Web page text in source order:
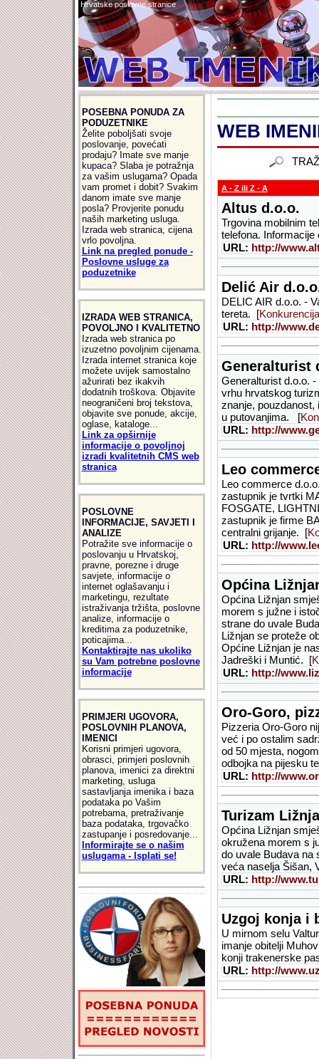
Hrvatske poslovne stranice
POSEBNA PONUDA ZA
PODUZETNIKE
Želite poboljšati svoje
poslovanje, povećati
prodaju? Imate sve manje
kupaca? Slaba je potražnja
za vašim uslugama? Opada
vam promet i dobit? Svakim
danom imate sve manje
posla? Provjerite ponudu
naših marketing usluga.
Izrada web stranica, cijena
vrlo povoljna.
Link na pregled ponude -
Poslovne usluge za
poduzetnike
IZRADA WEB STRANICA,
POVOLJNO I KVALITETNO
Izrada web stranica po
izuzetno povoljnim cijenama.
Izrada internet stranica koje
možete uvijek samostalno
ažurirati bez ikakvih
dodatnih troškova. Objavite
neograničeni broj tekstova,
objavite sve ponude, akcije,
oglase, kataloge...
Link za opširnije
informacije o povoljnoj
izradi kvalitetnih CMS web
stranica
POSLOVNE
INFORMACIJE, SAVJETI I
ANALIZE
Potražite sve informacije o
poslovanju u Hrvatskoj,
pravne, porezne i druge
savjete, informacije o
internet oglašavanju i
marketingu, rezultate
istraživanja tržišta, poslovne
analize, informacije o
kreditima za poduzetnike,
poticajima...
Kontaktirajte nas ukoliko
su Vam potrebne poslovne
informacije
PRIMJERI UGOVORA,
POSLOVNIH PLANOVA,
IMENICI
Korisni primjeri ugovora,
obrasci, primjeri poslovnih
planova, imenici za direktni
marketing, usluga
sastavljanja imenika i baza
podataka po Vašim
potrebama, pretraživanje
baza podataka, trgovačko
zastupanje i posredovanje...
Informirajte se o našim
uslugama - Isplati se!
WEB
A - Z ili Z - A
Altus d.o.o.
Trgovina mobilnim
telefona.
URL: http://
Delić Air
DELIC AIR d.o.o. -
tereta. [Konkurencija
URL: http://
Generalturist
Generalturist d.o.o.
vrhu hrvatskog
znanje,
u putovanjima. [
URL: http://
Leo
Leo commerce
zastupnik je tvrtki
FOSGATE,
zastupnik je firme
centralni grijanje. [
URL: http://
Općina
Općina Ližnjan
morem s južne i
strane do uvale
Ližnjan se proteže
Općine Ližnjan je
Jadreški i Muntić. [
URL: http://
Oro-Goro,
Pizzeria Oro-Goro
već i po ostalim
od 50 mjesta,
odbojka na pijesku
URL: http://
Turizam
Općina Ližnjan
okružena morem s
do uvale Budava na
veća naselja Šišan,
URL: http://
Uzgoj konja i
U mirnom selu
imanje obitelji
konji trakenerske
URL: http://